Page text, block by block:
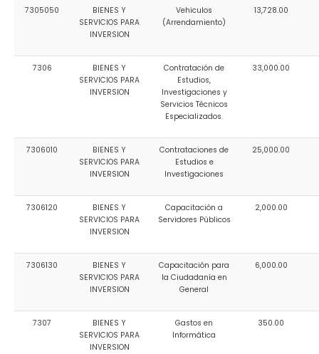
7305050
BIENES Y
SERVICIOS PARA
INVERSION
Vehiculos
(Arrendamiento)
13,728.00
7306
BIENES Y
SERVICIOS PARA
INVERSION
Contratación de
Estudios,
Investigaciones y
Servicios Técnicos
Especializados.
33,000.00
7306010
BIENES Y
SERVICIOS PARA
INVERSION
Contrataciones de
Estudios e
Investigaciones
25,000.00
7306120
BIENES Y
SERVICIOS PARA
INVERSION
Capacitación a
Servidores Públicos
2,000.00
7306130
BIENES Y
SERVICIOS PARA
INVERSION
Capacitación para
la Ciudadanía en
General
6,000.00
7307
BIENES Y
SERVICIOS PARA
INVERSION
Gastos en
Informática
350.00